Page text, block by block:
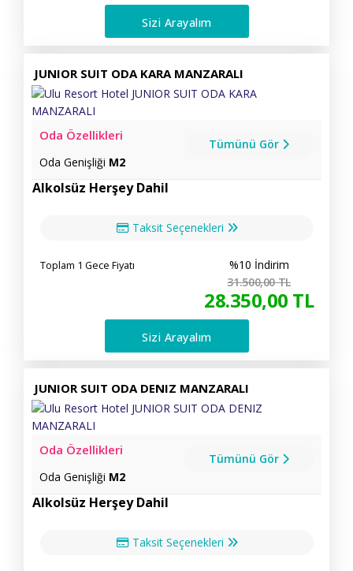
Sizi Arayalım
JUNIOR SUIT ODA KARA MANZARALI
Oda Özellikleri
Oda Genişliği M2
Tümünü Gör
Alkolsüz Herşey Dahil
Taksit Seçenekleri
Toplam 1 Gece Fiyatı
%10 İndirim
31.500,00TL
28.350,00 TL
Sizi Arayalım
JUNIOR SUIT ODA DENIZ MANZARALI
Oda Özellikleri
Oda Genişliği M2
Tümünü Gör
Alkolsüz Herşey Dahil
Taksit Seçenekleri